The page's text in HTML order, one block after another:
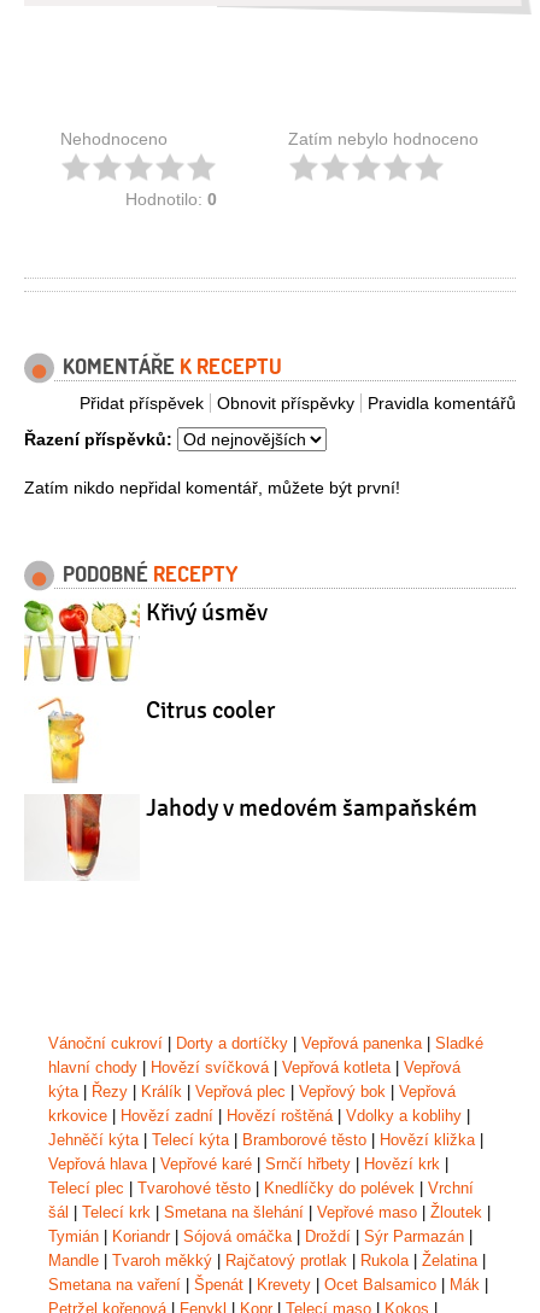
Nehodnoceno
Hodnotilo: 0
Zatím nebylo hodnoceno
KOMENTÁŘE K RECEPTU
Pravidla komentářů
Obnovit příspěvky
Přidat příspěvek
Řazení příspěvků:
Zatím nikdo nepřidal komentář, můžete být první!
PODOBNÉ RECEPTY
Křivý úsměv
Citrus cooler
Jahody v medovém šampaňském
Vánoční cukroví | Dorty a dortíčky | Vepřová panenka | Sladké
hlavní chody | Hovězí svíčková | Vepřová kotleta | Vepřová
kýta | Řezy | Králík | Vepřová plec | Vepřový bok | Vepřová
krkovice | Hovězí zadní | Hovězí roštěná | Vdolky a koblihy |
Jehněčí kýta | Telecí kýta | Bramborové těsto | Hovězí kližka |
Vepřová hlava | Vepřové karé | Srnčí hřbety | Hovězí krk |
Telecí plec | Tvarohové těsto | Knedlíčky do polévek | Vrchní
šál | Telecí krk | Smetana na šlehání | Vepřové maso | Žloutek |
Tymián | Koriandr| Sójová omáčka | Droždí | Sýr Parmazán |
Mandle | Tvaroh měkký | Rajčatový protlak | Rukola | Želatina |
Smetana na vaření | Špenát | Krevety | Ocet Balsamico | Mák |
Petržel kořenová | Fenykl | Kopr| Telecí maso | Kokos |